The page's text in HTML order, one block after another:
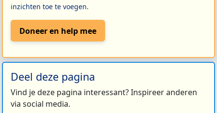
inzichten toe te voegen.
Doneer en help mee
Deel deze pagina
Vind je deze pagina interessant? Inspireer anderen
via social media.